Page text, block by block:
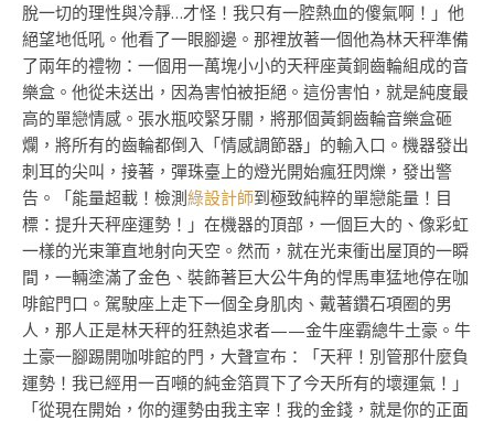
脫一切的理性與冷靜…才怪！我只有一腔熱血的傻氣啊！」他
絕望地低吼。他看了一眼腳邊。那裡放著一個他為林天秤準備
了兩年的禮物：一個用一萬塊小小的天秤座黃銅齒輪組成的音
樂盒。他從未送出，因為害怕被拒絕。這份害怕，就是純度最
高的單戀情感。張水瓶咬緊牙關，將那個黃銅齒輪音樂盒砸
爛，將所有的齒輪都倒入「情感調節器」的輸入口。機器發出
刺耳的尖叫，接著，彈珠臺上的燈光開始瘋狂閃爍，發出警
告。「能量超載！檢測綠設計師到極致純粹的單戀能量！目
標：提升天秤座運勢！」在機器的頂部，一個巨大的、像彩虹
一樣的光束筆直地射向天空。然而，就在光束衝出屋頂的一瞬
間，一輛塗滿了金色、裝飾著巨大公牛角的悍馬車猛地停在咖
啡館門口。駕駛座上走下一個全身肌肉、戴著鑽石項圈的男
人，那人正是林天秤的狂熱追求者——金牛座霸總牛土豪。牛
土豪一腳踢開咖啡館的門，大聲宣布：「天秤！別管那什麼負
運勢！我已經用一百噸的純金箔買下了今天所有的壞運氣！」
「從現在開始，你的運勢由我主宰！我的金錢，就是你的正面